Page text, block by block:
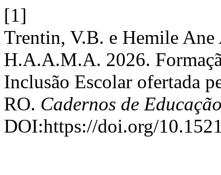
[1]
Trentin, V.B. e Hemile
H.A.A.M.A. 2026.
Inclusão Escolar ofertada
RO. Cadernos de
DOI:https://doi.org/